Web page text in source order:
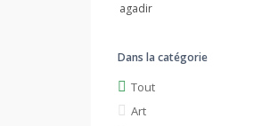
Dans la catégorie
Tout
Art